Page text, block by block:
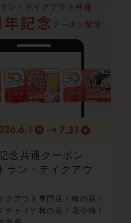
念共通クーポン
ラン・テイクアウ
クアウト専門店 /梅の花 /
/ チャイナ梅の花 / 花小梅 /